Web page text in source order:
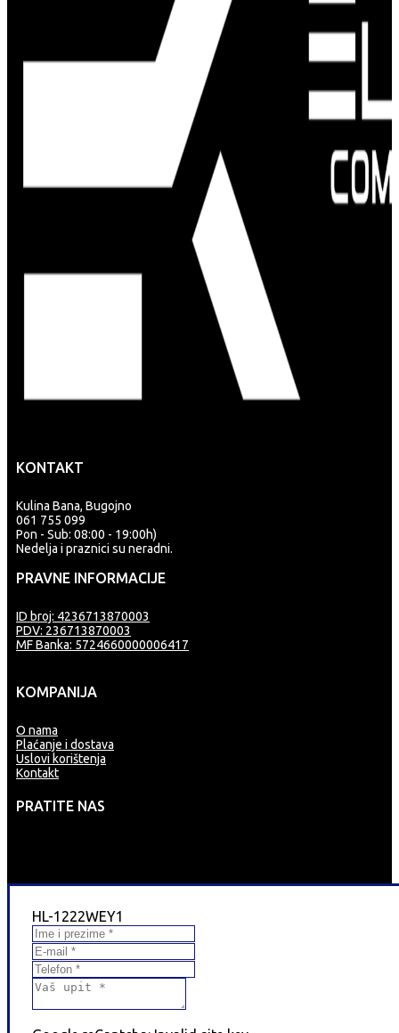
KONTAKT
Kulina Bana, Bugojno
061 755 099
Pon - Sub: 08:00 - 19:00h)
Nedelja i praznici su neradni.
PRAVNE INFORMACIJE
ID broj: 4236713870003
PDV: 236713870003
MF Banka: 5724660000006417
KOMPANIJA
O nama
Plaćanje i dostava
Uslovi korištenja
Kontakt
PRATITE NAS
HL-1222WEY1